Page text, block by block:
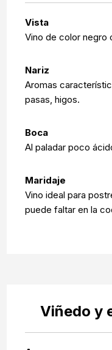
Vista
Vino de color negro
Nariz
Aromas
pasas, higos.
Boca
Al paladar poco
Maridaje
Vino ideal para
puede faltar en la
Viñedo y